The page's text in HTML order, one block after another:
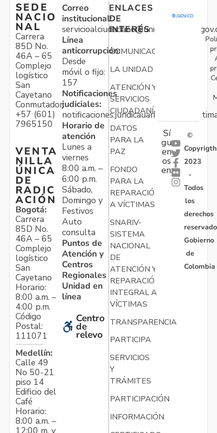
SEDE
NACIO
NAL
Carrera
85D No.
46A – 65
Complejo
logístico
San
Cayetano
Conmutador:
+57 (601)
7965150
VENTA
NILLA
ÚNICA
DE
RADIC
ACIÓN
Bogotá:
Carrera
85D No.
46A – 65
Complejo
logístico
San
Cayetano
Horario:
8:00 a.m. –
4:00 p.m.
Código
Postal:
111071
Medellín:
Calle 49
No 50-21
piso 14
Edificio del
Café
Horario:
8:00 a.m. –
12:00 m. y
Correo
institucional:
Línea
anticorrupción:
Desde
móvil o fijo:
157
Notificaciones
judiciales:
Horario de
atención
Lunes a
viernes
8:00 a.m. –
6:00 p.m.
Sábado,
Domingo y
Festivos
Auto
consulta
Puntos de
Atención y
Centros
Regionales
Unidad en
línea
Centro
de
relevo
ENLACES
DE
INTERÉS
COMUNICACIONES
LA UNIDAD
ATENCIÓN Y
SERVICIOS
CIUDADANÍA
DATOS
PARA LA
PAZ
FONDO
PARA LA
REPARACIÓN
A VÍCTIMAS
SNARIV-
SISTEMA
NACIONAL
DE
ATENCIÓN Y
REPARACIÓN
INTEGRAL A
VÍCTIMAS
TRANSPARENCIA
PARTICIPA
SERVICIOS
Y
TRÁMITES
PARTICIPACIÓN
INFORMACIÓN
Sí
gu
en
os
en:
©
Copyrigth
2023
-
Todos
los
derechos
Gobierno
de
Colombia